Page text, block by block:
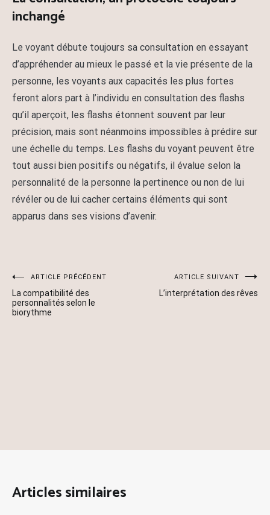
inchangé
Le voyant débute toujours sa consultation en essayant
d’appréhender au mieux le passé et la vie présente de la
personne, les voyants aux capacités les plus fortes
feront alors part à l’individu en consultation des flashs
qu’il aperçoit, les flashs étonnent souvent par leur
précision, mais sont néanmoins impossibles à prédire sur
une échelle du temps. Les flashs du voyant peuvent être
tout aussi bien positifs ou négatifs, il évalue selon la
personnalité de la personne la pertinence ou non de lui
révéler ou de lui cacher certains éléments qui sont
apparus dans ses visions d’avenir.
Navigation
de
ARTICLE PRÉCÉDENT
La compatibilité des
personnalités selon le
biorythme
ARTICLE SUIVANT
L’interprétation des rêves
Articles similaires